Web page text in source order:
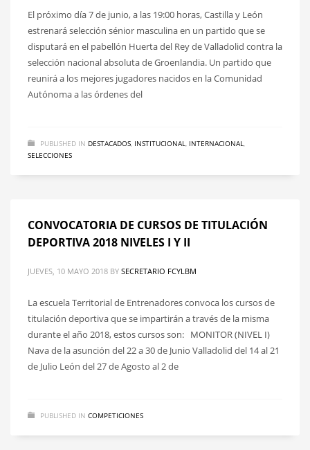
El próximo día 7 de junio, a las 19:00 horas, Castilla y León
estrenará selección sénior masculina en un partido que se
disputará en el pabellón Huerta del Rey de Valladolid contra la
selección nacional absoluta de Groenlandia. Un partido que
reunirá a los mejores jugadores nacidos en la Comunidad
Autónoma a las órdenes del
PUBLISHED IN DESTACADOS INSTITUCIONAL INTERNACIONAL
SELECCIONES
CONVOCATORIA DE CURSOS DE TITULACIÓN
DEPORTIVA 2018 NIVELES I Y II
JUEVES, 10 MAYO 2018 BY SECRETARIO FCYLBM
La escuela Territorial de Entrenadores convoca los cursos de
titulación deportiva que se impartirán a través de la misma
durante el año 2018, estos cursos son: MONITOR (NIVEL I)
Nava de la asunción del 22 a 30 de Junio Valladolid del 14 al 21
de Julio León del 27 de Agosto al 2 de
PUBLISHED IN COMPETICIONES